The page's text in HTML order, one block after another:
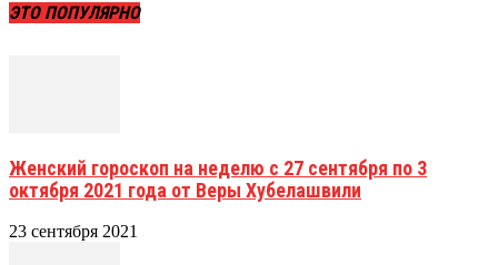
ЭТО ПОПУЛЯРНО
Женский гороскоп на неделю с 27 сентября по 3
октября 2021 года от Веры Хубелашвили
23 сентября 2021